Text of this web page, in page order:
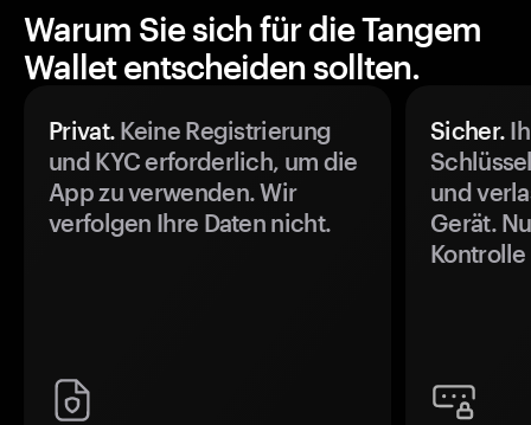
Warum Sie sich für die Tangem
Wallet entscheiden sollten.
Privat. Keine Registrierung
und KYC erforderlich, um die
App zu verwenden. Wir
verfolgen Ihre Daten nicht.
Sicher.
und
Gerät.